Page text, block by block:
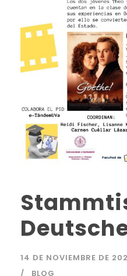
14 DE NOVIEMBRE DE
BLOG